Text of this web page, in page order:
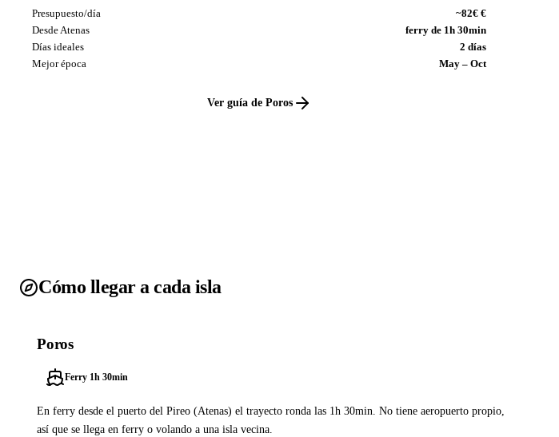
Presupuesto/día
~82€ €
Desde Atenas
ferry de 1h 30min
Días ideales
2 días
Mejor época
May – Oct
Ver guía de Poros
Cómo llegar a cada isla
Poros
Ferry 1h 30min
En ferry desde el puerto del Pireo (Atenas) el trayecto ronda las 1h 30min. No tiene aeropuerto propio,
así que se llega en ferry o volando a una isla vecina.